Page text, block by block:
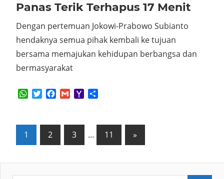
Panas Terik Terhapus 17 Menit
Dengan pertemuan Jokowi-Prabowo Subianto
hendaknya semua pihak kembali ke tujuan
bersama memajukan kehidupan berbangsa dan
bermasyarakat
WhatsApp
TwitterFacebook
GmailYahoo
Posts
1 2 3 … 11
Next
Posts
»